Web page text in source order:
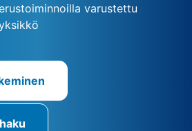
varustettu